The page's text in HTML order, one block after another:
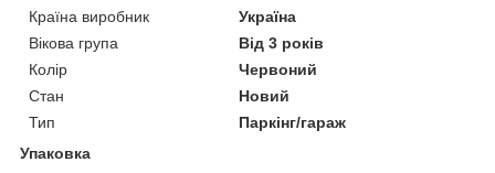
Країна виробник
Україна
Вікова група
Від 3 років
Колір
Червоний
Стан
Новий
Тип
Паркінг/гараж
Упаковка